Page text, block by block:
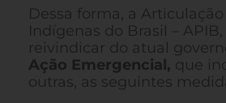
Dessa forma, a
Indígenas do Brasil –
reivindicar do atual
Ação Emergencial, que
outras, as seguintes